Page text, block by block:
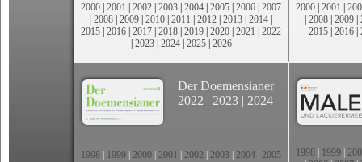
2000 | 2001 | 2002 | 2003 | 2004 | 2005 | 2006 | 2007
| 2008 | 2009 | 2010 | 2011 | 2012 | 2013 | 2014 |
2015 | 2016 | 2017 | 2018 | 2019 | 2020 | 2021 | 2022
| 2023| 2024| 2025| 2026
2000 | 2001 |
| 2008 | 2009 |
2015 | 2016 |
Der Doemensianer
2022 | 2023 | 2024
1998 1999 2000 2001 2002 2003 2004 2005
1998 1999